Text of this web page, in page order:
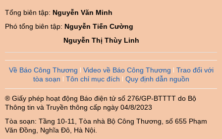
Tổng biên tập: Nguyễn Văn Minh
Phó tổng biên tập: Nguyễn Tiến Cường
Nguyễn Thị Thùy Linh
Về Báo Công Thương Video về Báo Công Thương
Trao đổi với
tòa soạn
Tôn chỉ mục đích Quy định dẫn nguồn
® Giấy phép hoạt động Báo điện tử số 276/GP-BTTTT do Bộ
Thông tin và Truyền thông cấp ngày 04/8/2023
Tòa soạn: Tầng 10-11, Tòa nhà Bộ Công Thương, số 655 Phạm
Văn Đồng, Nghĩa Đô, Hà Nội.